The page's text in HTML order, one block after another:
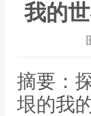
我的
摘要：
垠的我